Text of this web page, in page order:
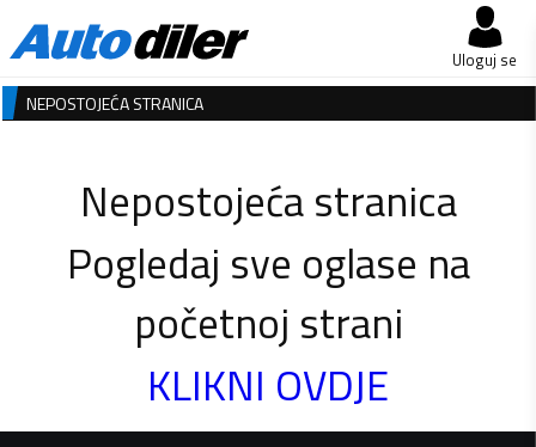
Uloguj se
NEPOSTOJEĆA STRANICA
Nepostojeća stranica
Pogledaj sve oglase na
početnoj strani
KLIKNI OVDJE